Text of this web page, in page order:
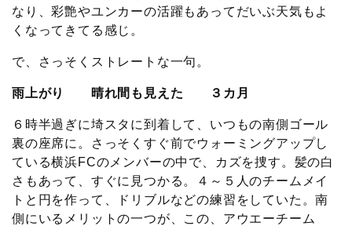
なり、彩艶やユンカーの活躍もあってだいぶ天気もよ
くなってきてる感じ。
で、さっそくストレートな一句。
雨上がり 晴れ間も見えた ３カ月
６時半過ぎに埼スタに到着して、いつもの南側ゴール
裏の座席に。さっそくすぐ前でウォーミングアップし
ている横浜FCのメンバーの中で、カズを捜す。髪の白
さもあって、すぐに見つかる。４～５人のチームメイ
トと円を作って、ドリブルなどの練習をしていた。南
側にいるメリットの一つが、この、アウエーチーム